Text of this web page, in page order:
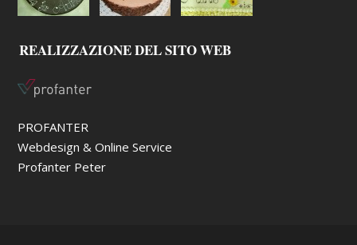
REALIZZAZIONE DEL SITO WEB
PROFANTER
Webdesign & Online Service
Profanter Peter